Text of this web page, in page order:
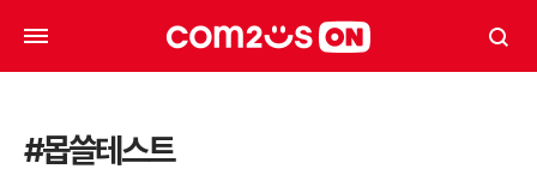
#몹쓸테스트